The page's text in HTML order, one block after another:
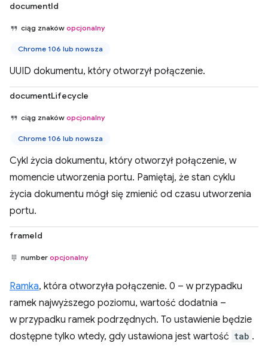
documentId
ciąg znaków opcjonalny
Chrome 106 lub nowsza
UUID dokumentu, który otworzył połączenie.
documentLifecycle
ciąg znaków opcjonalny
Chrome 106 lub nowsza
Cykl życia dokumentu, który otworzył połączenie, w
momencie utworzenia portu. Pamiętaj, że stan cyklu
życia dokumentu mógł się zmienić od czasu utworzenia
portu.
frameId
number opcjonalny
Ramka, która otworzyła połączenie. 0 – w przypadku
ramek najwyższego poziomu, wartość dodatnia –
w przypadku ramek podrzędnych. To ustawienie będzie
dostępne tylko wtedy, gdy ustawiona jest wartość tab .